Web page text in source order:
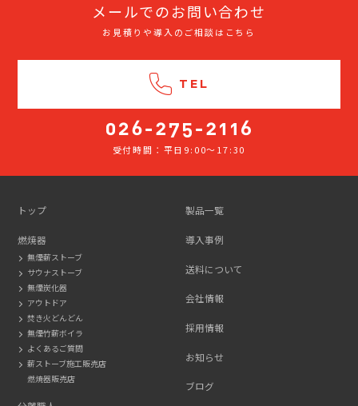
メールでのお問い合わせ
お見積りや導入のご相談はこちら
TEL
受付時間：平日9:00～17:30
トップ
燃焼器
無煙薪ストーブ
サウナストーブ
無煙炭化器
アウトドア
焚き火どんどん
無煙竹薪ボイラ
よくあるご質問
薪ストーブ施工販売店
燃焼器販売店
製品一覧
導入事例
送料について
会社情報
採用情報
お知らせ
ブログ